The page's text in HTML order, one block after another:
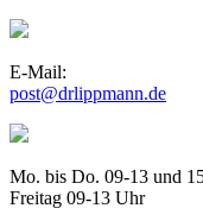
E-Mail:
post@drlippmann.de
Mo. bis Do. 09-13 und
Freitag 09-13 Uhr